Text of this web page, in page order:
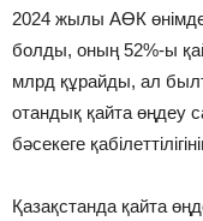
2024 жылы АӨК
болды, оның 52%-ы
млрд құрайды, ал
отандық қайта өңдеу
бәсекеге
Қазақстанда қайта